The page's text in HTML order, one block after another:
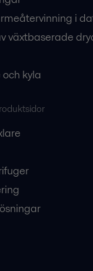
i
växtbaserade
kyla